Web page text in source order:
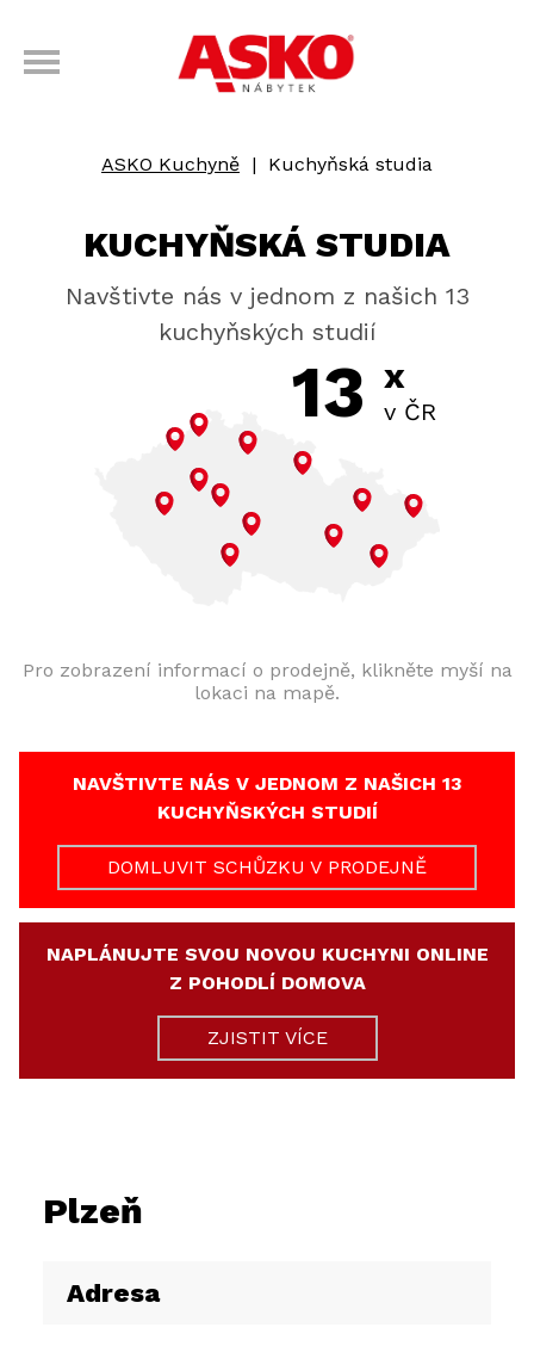
ASKO Kuchyně | Kuchyňská studia
KUCHYŇSKÁ STUDIA
Navštivte nás v jednom z našich 13
kuchyňských studií
13 x
v ČR
Pro zobrazení informací o prodejně, klikněte myší na
lokaci na mapě.
NAVŠTIVTE NÁS V JEDNOM Z NAŠICH 13
KUCHYŇSKÝCH STUDIÍ
DOMLUVIT SCHŮZKU V PRODEJNĚ
NAPLÁNUJTE SVOU NOVOU KUCHYNI ONLINE
Z POHODLÍ DOMOVA
ZJISTIT VÍCE
Plzeň
Adresa